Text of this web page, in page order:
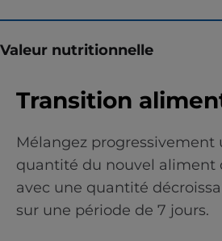
Valeur nutritionnelle
Transition
Mélangez progressivement
quantité du nouvel aliment
avec une quantité
sur une période de 7 jours.